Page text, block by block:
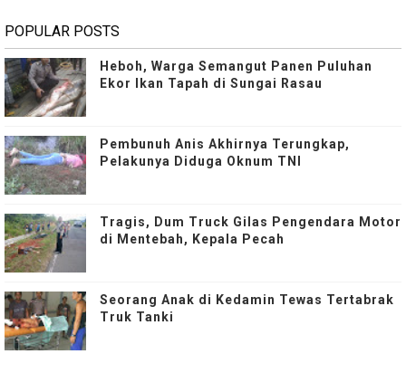
POPULAR POSTS
Heboh, Warga Semangut Panen Puluhan
Ekor Ikan Tapah di Sungai Rasau
Pembunuh Anis Akhirnya Terungkap,
Pelakunya Diduga Oknum TNI
Tragis, Dum Truck Gilas Pengendara Motor
di Mentebah, Kepala Pecah
Seorang Anak di Kedamin Tewas Tertabrak
Truk Tanki